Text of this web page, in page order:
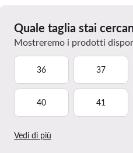
Quale taglia stai
Mostreremo i prodotti
36 37
40 41
Vedi di più